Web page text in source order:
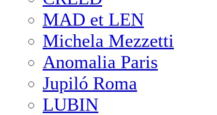
MAD et LEN
Michela Mezzetti
Anomalia Paris
Jupiló Roma
LUBIN